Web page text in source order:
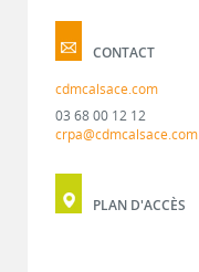
CONTACT
cdmcalsace.com
03 68 00 12 12
crpa@cdmcalsace.com
PLAN D'ACCÈS